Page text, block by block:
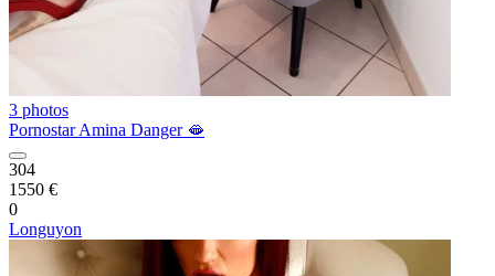
3 photos
Pornostar Amina Danger 🫦
304
1550 €
0
Longuyon